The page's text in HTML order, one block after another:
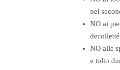
nel
NO ai
NO alle
e tolto